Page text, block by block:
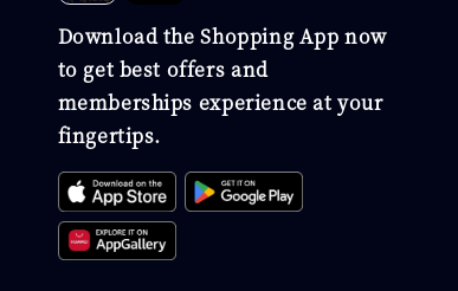
Download the Shopping App now
to get best offers and
memberships experience at your
fingertips.